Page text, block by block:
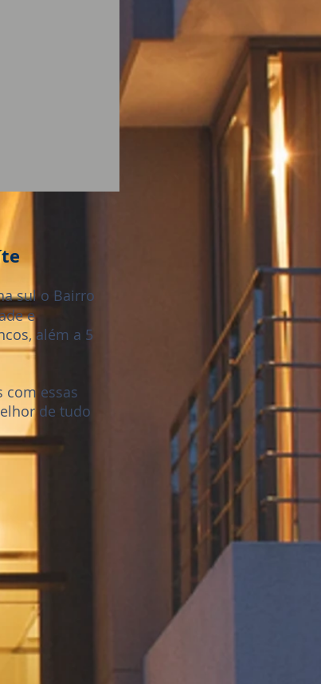
sul o Bairro
e
além a 5
essas
de tudo